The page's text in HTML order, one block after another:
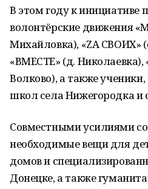
В этом году к инициативе
волонтёрские движения
Михайловка), «ZA СВОИХ»
«ВМЕСТЕ» (д. Николаевка),
Волково), а также
школ села Нижегородка и
Совместными усилиями
необходимые вещи для
домов и
Донецке, а также